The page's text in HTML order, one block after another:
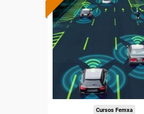
Formación 100%
subvencionada.
Para desempleados,
trabajadores y autónomos.
Sector
-Otros Servicios.
Cursos Femxa